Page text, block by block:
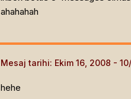
ahahahah
Mesaj tarihi: Ekim 16, 2008
hehe